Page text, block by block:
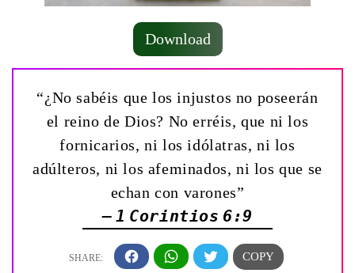
Download
“¿No sabéis que los injustos no poseerán
el reino de Dios? No erréis, que ni los
fornicarios, ni los idólatras, ni los
adúlteros, ni los afeminados, ni los que se
echan con varones”
— 1 Corintios 6:9